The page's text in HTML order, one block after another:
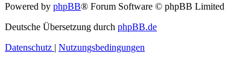
Powered by phpBB® Forum Software © phpBB Limited
Deutsche Übersetzung durch phpBB.de
Datenschutz | Nutzungsbedingungen